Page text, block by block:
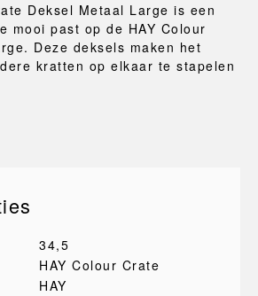
Deksel Metaal Large is een
mooi past op de HAY Colour
Deze deksels maken het
kratten op elkaar te stapelen
34,5
HAY Colour Crate
HAY